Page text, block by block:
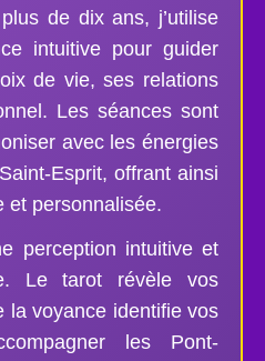
de dix ans, j’utilise
intuitive pour guider
de vie, ses relations
Les séances sont
avec les énergies
Esprit, offrant ainsi
et personnalisée.
perception intuitive et
Le tarot révèle vos
la voyance identifie vos
les Pont-